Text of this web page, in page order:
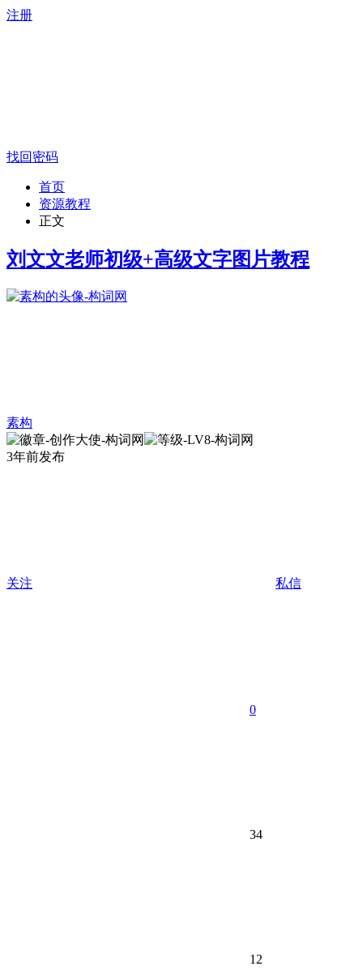
注册
找回密码
首页
资源教程
正文
刘文文老师初级+高级文字图片教程
素构
3年前发布
关注 私信
0
34
12